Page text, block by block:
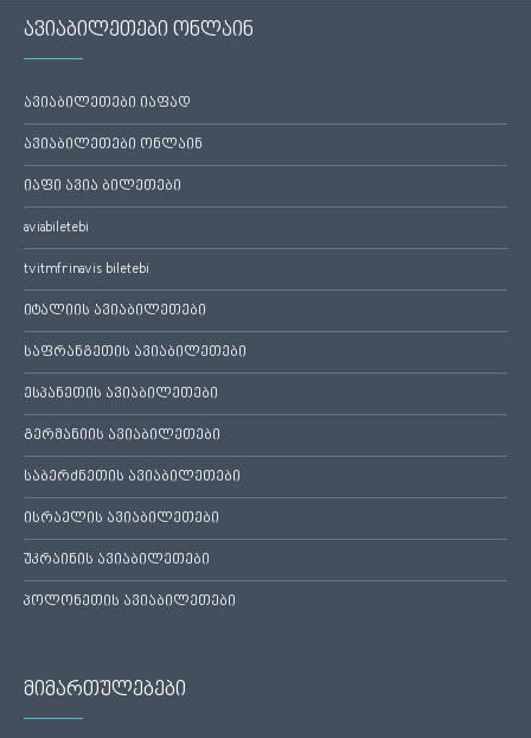
ავიაბილეთები ონლაინ
ავიაბილეთები იაფად
ავიაბილეთები ონლაინ
იაფი ავია ბილეთები
aviabiletebi
tvitmfrinavis biletebi
იტალიის ავიაბილეთები
საფრანგეთის ავიაბილეთები
ესპანეთის ავიაბილეთები
გერმანიის ავიაბილეთები
საბერძნეთის ავიაბილეთები
ისრაელის ავიაბილეთები
უკრაინის ავიაბილეთები
პოლონეთის ავიაბილეთები
მიმართულებები